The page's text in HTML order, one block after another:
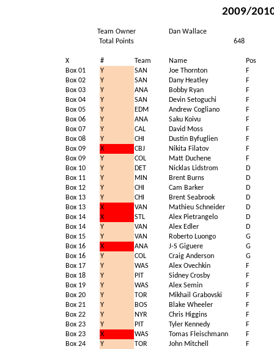
2009/
Team Owner
Dan Wallace
Total Points
648
X # Team Name
Pos
Box 01
Y SAN Joe Thornton
F
Box 02
Y SAN Dany Heatley
F
Box 03
Y ANA Bobby Ryan
F
Box 04
Y SAN Devin Setoguchi
F
Box 05
Y EDM Andrew Cogliano
F
Box 06
Y ANA Saku Koivu
F
Box 07
Y CAL David Moss
F
Box 08
Y CHI Dustin Byfuglien
F
Box 09
X CBJ Nikita Filatov
F
Box 09
Y COL Matt Duchene
F
Box 10
Y DET Nicklas Lidstrom
D
Box 11
Y MIN Brent Burns
D
Box 12
Y CHI Cam Barker
D
Box 13
Y CHI Brent Seabrook
D
Box 13
X VAN Mathieu Schneider
D
Box 14
X STL Alex Pietrangelo
D
Box 14
Y VAN Alex Edler
D
Box 15
Y VAN Roberto Luongo
G
Box 16
X ANA J-S Giguere
G
Box 16
Y COL Craig Anderson
G
Box 17
Y WAS Alex Ovechkin
F
Box 18
Y PIT Sidney Crosby
F
Box 19
Y WAS Alex Semin
F
Box 20
Y TOR Mikhail Grabovski
F
Box 21
Y BOS Blake Wheeler
F
Box 22
Y NYR Chris Higgins
F
Box 23
Y PIT Tyler Kennedy
F
Box 23
X WAS Tomas Fleischmann
F
Box 24
Y TOR John Mitchell
F